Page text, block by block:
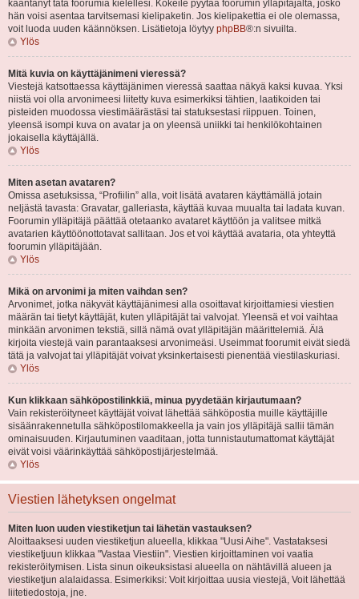
kääntänyt tätä foorumia kielellesi. Kokeile pyytää foorumin ylläpitäjältä, josko
hän voisi asentaa tarvitsemasi kielipaketin. Jos kielipakettia ei ole olemassa,
voit luoda uuden käännöksen. Lisätietoja löytyy phpBB®:n sivuilta.
Ylös
Mitä kuvia on käyttäjänimeni vieressä?
Viestejä katsottaessa käyttäjänimen vieressä saattaa näkyä kaksi kuvaa. Yksi
niistä voi olla arvonimeesi liitetty kuva esimerkiksi tähtien, laatikoiden tai
pisteiden muodossa viestimäärästäsi tai statuksestasi riippuen. Toinen,
yleensä isompi kuva on avatar ja on yleensä uniikki tai henkilökohtainen
jokaisella käyttäjällä.
Ylös
Miten asetan avataren?
Omissa asetuksissa, “Profiilin” alla, voit lisätä avataren käyttämällä jotain
neljästä tavasta: Gravatar, galleriasta, käyttää kuvaa muualta tai ladata kuvan.
Foorumin ylläpitäjä päättää otetaanko avataret käyttöön ja valitsee mitkä
avatarien käyttöönottotavat sallitaan. Jos et voi käyttää avataria, ota yhteyttä
foorumin ylläpitäjään.
Ylös
Mikä on arvonimi ja miten vaihdan sen?
Arvonimet, jotka näkyvät käyttäjänimesi alla osoittavat kirjoittamiesi viestien
määrän tai tietyt käyttäjät, kuten ylläpitäjät tai valvojat. Yleensä et voi vaihtaa
minkään arvonimen tekstiä, sillä nämä ovat ylläpitäjän määrittelemiä. Älä
kirjoita viestejä vain parantaaksesi arvonimeäsi. Useimmat foorumit eivät siedä
tätä ja valvojat tai ylläpitäjät voivat yksinkertaisesti pienentää viestilaskuriasi.
Ylös
Kun klikkaan sähköpostilinkkiä, minua pyydetään kirjautumaan?
Vain rekisteröityneet käyttäjät voivat lähettää sähköpostia muille käyttäjille
sisäänrakennetulla sähköpostilomakkeella ja vain jos ylläpitäjä sallii tämän
ominaisuuden. Kirjautuminen vaaditaan, jotta tunnistautumattomat käyttäjät
eivät voisi väärinkäyttää sähköpostijärjestelmää.
Ylös
Viestien lähetyksen ongelmat
Miten luon uuden viestiketjun tai lähetän vastauksen?
Aloittaaksesi uuden viestiketjun alueella, klikkaa "Uusi Aihe". Vastataksesi
viestiketjuun klikkaa "Vastaa Viestiin". Viestien kirjoittaminen voi vaatia
rekisteröitymisen. Lista sinun oikeuksistasi alueella on nähtävillä alueen ja
viestiketjun alalaidassa. Esimerkiksi: Voit kirjoittaa uusia viestejä, Voit lähettää
liitetiedostoja, jne.